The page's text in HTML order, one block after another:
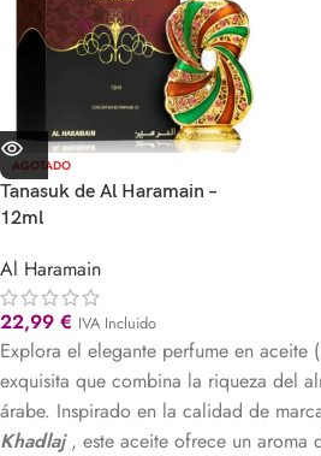
AGOTADO
Tanasuk de Al Haramain –
12ml
Al Haramain
22,99 € IVA Incluido
Explora el elegante perfume en aceite (
exquisita que combina la riqueza del
árabe. Inspirado en la calidad de
Khadlaj, este aceite ofrece un aroma